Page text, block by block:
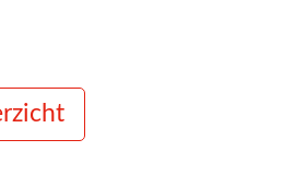
wordt onder andere gevolgd door